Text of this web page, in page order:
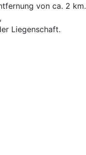
von ca. 2 km.
Liegenschaft.